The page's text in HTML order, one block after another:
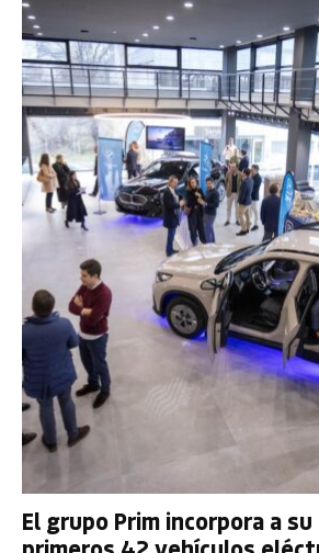
El grupo Prim incorpora a